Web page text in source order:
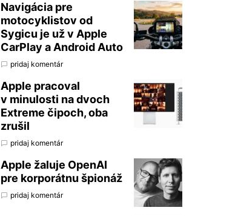
Navigácia pre
motocyklistov od
Sygicu je už v Apple
CarPlay a Android Auto
pridaj komentár
Apple pracoval
v minulosti na dvoch
Extreme čipoch, oba
zrušil
pridaj komentár
Apple žaluje OpenAI
pre korporátnu špionáž
pridaj komentár